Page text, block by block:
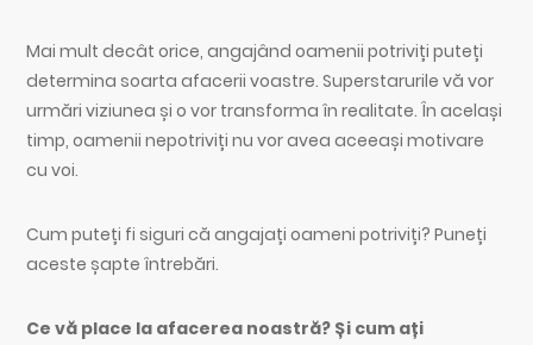
Mai mult decât orice, angajând oamenii potriviți puteți
determina soarta afacerii voastre. Superstarurile vă vor
urmări viziunea și o vor transforma în realitate. În același
timp, oamenii nepotriviți nu vor avea aceeași motivare
cu voi.
Cum puteți fi siguri că angajați oameni potriviți? Puneți
aceste șapte întrebări.
Ce vă place la afacerea noastră? Și cum ați